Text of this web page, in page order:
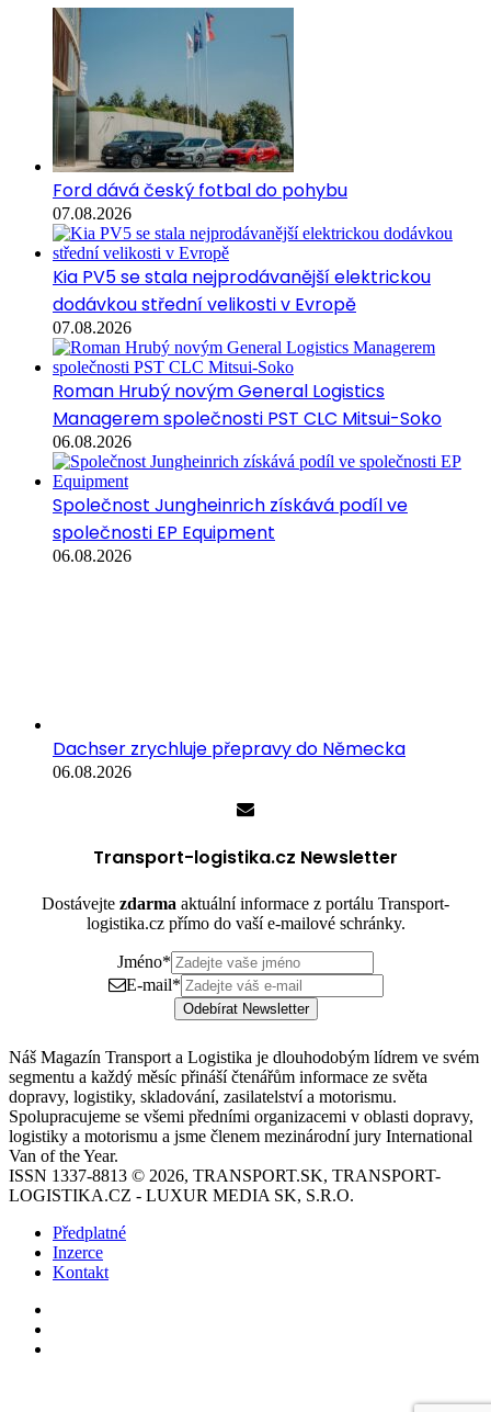
Ford dává český fotbal do pohybu
07.08.2026
Kia PV5 se stala nejprodávanější elektrickou
dodávkou střední velikosti v Evropě
07.08.2026
Roman Hrubý novým General Logistics
Managerem společnosti PST CLC Mitsui-Soko
06.08.2026
Společnost Jungheinrich získává podíl ve
společnosti EP Equipment
06.08.2026
Dachser zrychluje přepravy do Německa
06.08.2026
Transport-logistika.cz Newsletter
Dostávejte zdarma aktuální informace z portálu Transport-
logistika.cz přímo do vaší e-mailové schránky.
Jméno*
E-mail*
Odebírat Newsletter
Náš Magazín Transport a Logistika je dlouhodobým lídrem ve svém
segmentu a každý měsíc přináší čtenářům informace ze světa
dopravy, logistiky, skladování, zasilatelství a motorismu.
Spolupracujeme se všemi předními organizacemi v oblasti dopravy,
logistiky a motorismu a jsme členem mezinárodní jury International
Van of the Year.
ISSN 1337-8813 © 2026, TRANSPORT.SK, TRANSPORT-
LOGISTIKA.CZ - LUXUR MEDIA SK, S.R.O.
Předplatné
Inzerce
Kontakt